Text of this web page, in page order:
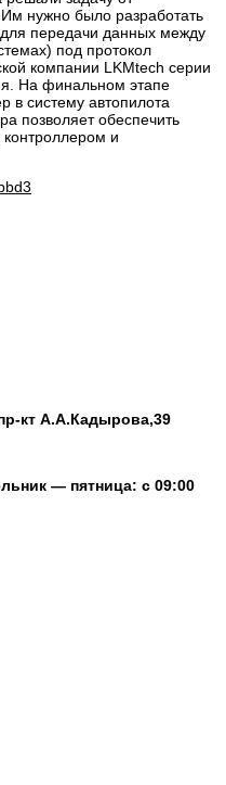
Им нужно было разработать
передачи данных между
под протокол
компании LKMtech серии
На финальном этапе
в систему автопилота
позволяет обеспечить
контроллером и
кт А.А.Кадырова,39
— пятница: с 09:00